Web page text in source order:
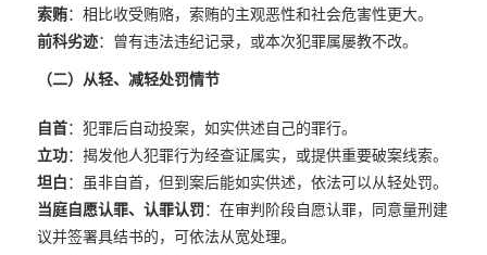
索贿：相比收受贿赂，索贿的主观恶性和社会危害性更大。
前科劣迹：曾有违法违纪记录，或本次犯罪属屡教不改。
（二）从轻、减轻处罚情节
自首：犯罪后自动投案，如实供述自己的罪行。
立功：揭发他人犯罪行为经查证属实，或提供重要破案线索。
坦白 ：虽非自首，但到案后能如实供述，依法可以从轻处罚。
当庭自愿认罪、认罪认罚 ：在审判阶段自愿认罪，同意量刑建
议并签署具结书的，可依法从宽处理。